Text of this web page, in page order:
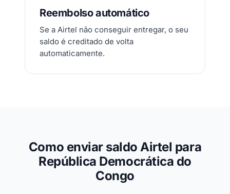
Reembolso automático
Se a Airtel não conseguir entregar, o seu
saldo é creditado de volta
automaticamente.
Como enviar saldo Airtel para
República Democrática do
Congo